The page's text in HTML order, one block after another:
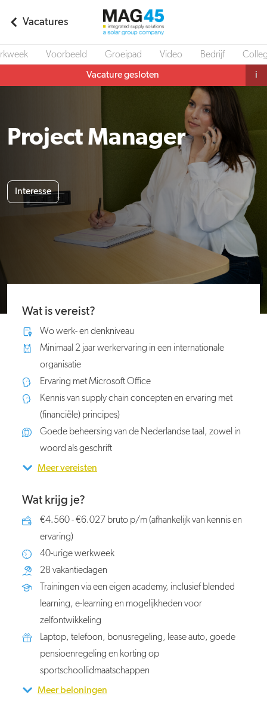
Vacatures
Voorbeeld Groeipad Video Bedrijf
Vacature gesloten i
Project Manager
Interesse
Wat is vereist?
Wo werk- en denkniveau
Minimaal 2 jaar werkervaring in een internationale
organisatie
Ervaring met Microsoft Office
Kennis van supply chain concepten en ervaring met
(financiële) principes)
Goede beheersing van de Nederlandse taal, zowel in
woord als geschrift
Meer vereisten
Wat krijg je?
€4.560 - €6.027 bruto p/m (afhankelijk van kennis en
ervaring)
40-urige werkweek
28 vakantiedagen
Trainingen via een eigen academy, inclusief blended
learning, e-learning en mogelijkheden voor
zelfontwikkeling
Laptop, telefoon, bonusregeling, lease auto, goede
pensioenregeling en korting op
sportschoollidmaatschappen
Meer beloningen